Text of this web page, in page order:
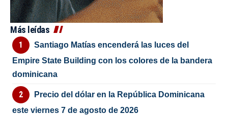
Más leídas
Santiago Matías encenderá las luces del
Empire State Building con los colores de la bandera
dominicana
Precio del dólar en la República Dominicana
este viernes 7 de agosto de 2026